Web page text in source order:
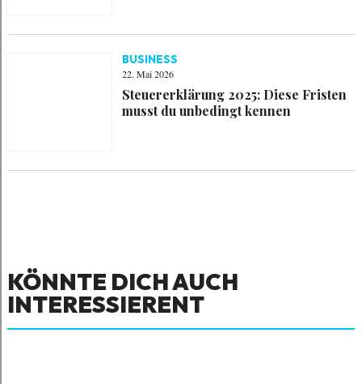
BUSINESS
22. Mai 2026
Steuererklärung 2025: Diese Fristen
musst du unbedingt kennen
KÖNNTE DICH AUCH
INTERESSIERENT